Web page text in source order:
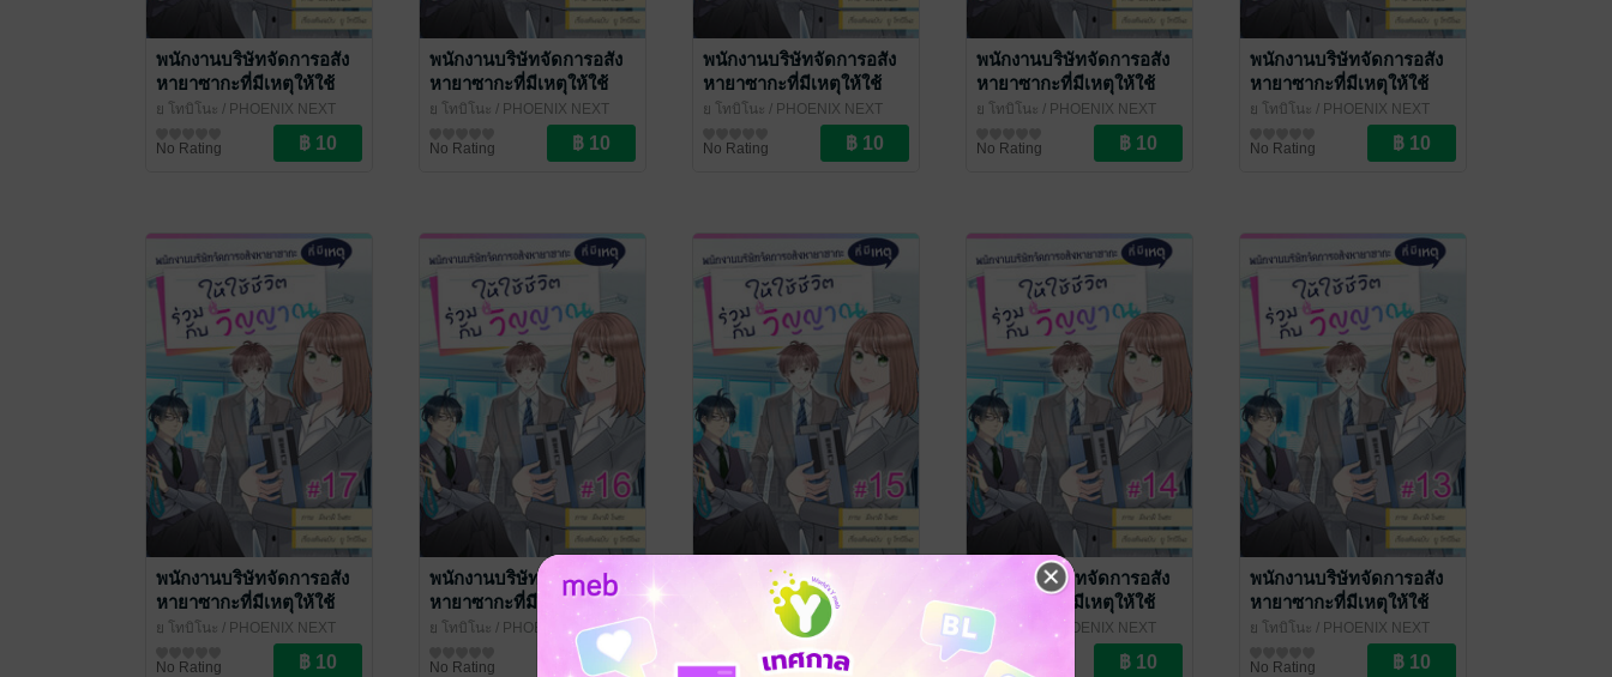
พนักงานบริษัทจัดการอสัง
หายาซากะที่มีเหตุให้ใช้
ชีวิตร่วมกับวิญญาณ ฉบับ
V-Scroll ตอนที่ 22 (ตอน
จบ)
ยู โทบิโนะ / PHOENIX NEXT
No Rating
พนักงานบริษัทจัดการอสัง
หายาซากะที่มีเหตุให้ใช้
ชีวิตร่วมกับวิญญาณ ฉบับ
V-Scroll ตอนที่ 21
ยู โทบิโนะ / PHOENIX NEXT
No Rating
พนักงานบริษัทจัดการอสัง
หายาซากะที่มีเหตุให้ใช้
ชีวิตร่วมกับวิญญาณ ฉบับ
V-Scroll ตอนที่ 20
ยู โทบิโนะ / PHOENIX NEXT
No Rating
พนักงานบริษัทจัดการอสัง
หายาซากะที่มีเหตุให้ใช้
ชีวิตร่วมกับวิญญาณ ฉบับ
V-Scroll ตอนที่ 19
ยู โทบิโนะ / PHOENIX NEXT
No Rating
พนักงานบริษัทจัดการอสัง
หายาซากะที่มีเหตุให้ใช้
ชีวิตร่วมกับวิญญาณ ฉบับ
V-Scroll ตอนที่ 18
ยู โทบิโนะ / PHOENIX NEXT
No Rating
พนักงานบริษัทจัดการอสัง
หายาซากะที่มีเหตุให้ใช้
ชีวิตร่วมกับวิญญาณ ฉบับ
V-Scroll ตอนที่ 17
ยู โทบิโนะ / PHOENIX NEXT
No Rating
พนักงานบริษัทจัดการอสัง
หายาซากะที่มีเหตุให้ใช้
ชีวิตร่วมกับวิญญาณ ฉบับ
ยู โทบิโนะ / PHOENIX NEXT
No Rating
พนักงานบริษัทจัดการอสัง
หายาซากะที่มีเหตุให้ใช้
ชีวิตร่วมกับวิญญาณ ฉบับ
V-Scroll ตอนที่ 15
/ PHOENIX NEXT
การ์ตูนรายตอน
No Rating
พนักงานบริษัทจัดการอสัง
หายาซากะที่มีเหตุให้ใช้
ชีวิตร่วมกับวิญญาณ ฉบับ
V-Scroll ตอนที่ 14
ยู โทบิโนะ
/ PHOENIX NEXT
การ์ตูนรายตอน
No Rating
พนักงานบริษัทจัดการอสัง
หายาซากะที่มีเหตุให้ใช้
ชีวิตร่วมกับวิญญาณ ฉบับ
V-Scroll ตอนที่ 13
ยู โทบิโนะ / PHOENIX NEXT
No Rating